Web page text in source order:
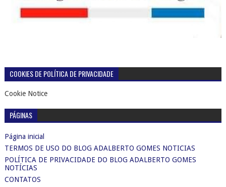
COOKIES DE POLÍTICA DE PRIVACIDADE
Cookie Notice
PÁGINAS
Página inicial
TERMOS DE USO DO BLOG ADALBERTO GOMES NOTICIAS
POLÍTICA DE PRIVACIDADE DO BLOG ADALBERTO GOMES
NOTÍCIAS
CONTATOS